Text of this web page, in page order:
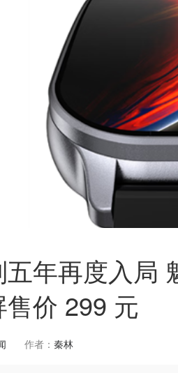
五年再度入局
价 299 元
作者： 秦林